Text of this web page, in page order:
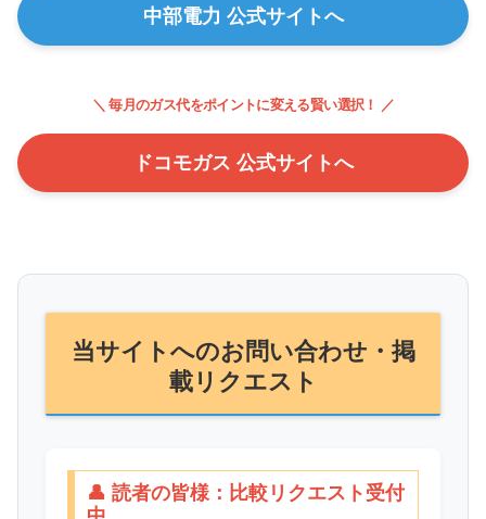
中部電力 公式サイトへ
＼ 毎月のガス代をポイントに変える賢い選択！ ／
ドコモガス 公式サイトへ
当サイトへのお問い合わせ・掲
載リクエスト
👤 読者の皆様：比較リクエスト受付